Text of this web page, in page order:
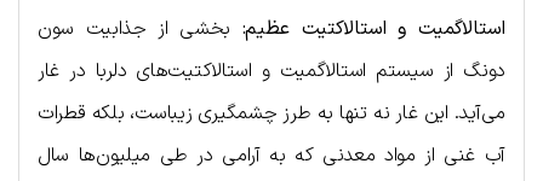
استالاگمیت و استالاکتیت عظیم: بخشی از جذابیت سون
دونگ از سیستم استالاگمیت و استالاکتیت‌های دلربا در غار
می‌آید. این غار نه تنها به طرز چشمگیری زیباست، بلکه قطرات
آب غنی از مواد معدنی که به آرامی در طی میلیون‌ها سال